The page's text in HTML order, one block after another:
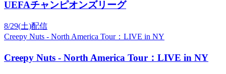
UEFAチャンピオンズリーグ
8/29(土)配信
Creepy Nuts - North America Tour：LIVE in NY
Creepy Nuts - North America Tour：LIVE in NY